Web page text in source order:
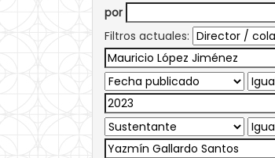
por
Filtros actuales: